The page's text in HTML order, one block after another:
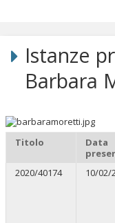
Salta
navigazione
Istanze
Barbara
Titolo
Data
2020/40174 10/02/